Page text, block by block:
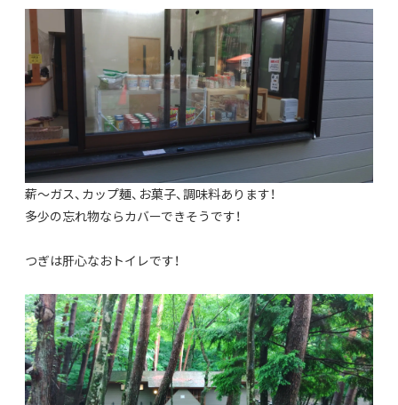
薪～ガス、カップ麺、お菓子、調味料あります！
多少の忘れ物ならカバーできそうです！
つぎは肝心なおトイレです！